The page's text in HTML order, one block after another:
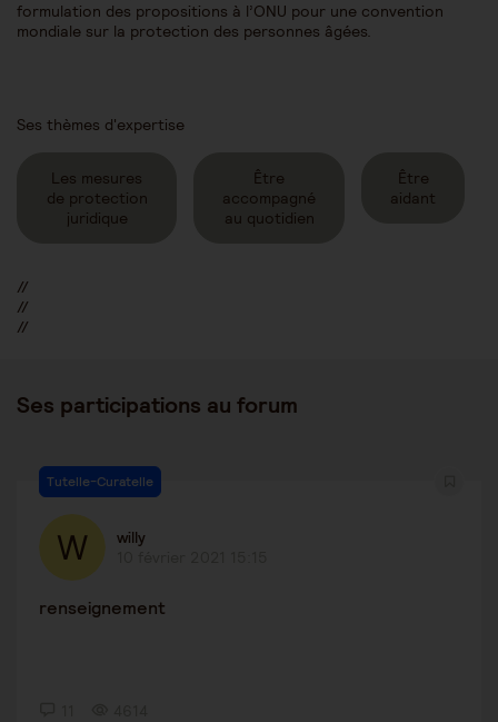
formulation des propositions à l’ONU pour une convention
mondiale sur la protection des personnes âgées.
Ses thèmes d'expertise
Les mesures
de protection
juridique
Être
accompagné
au quotidien
Être
aidant
//
//
//
Ses participations au forum
Tutelle-Curatelle
willy
renseignement